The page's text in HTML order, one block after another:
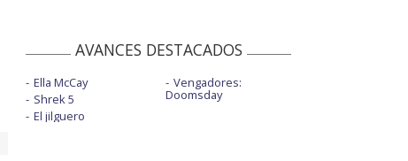
AVANCES DESTACADOS
Ella McCay
Shrek 5
El jilguero
Vengadores:
Doomsday